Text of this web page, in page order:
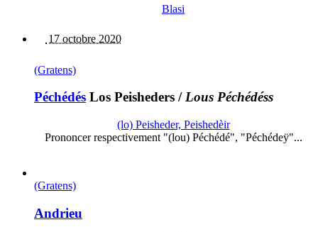
Blasi
17 octobre 2020
(Gratens)
Péchédés Los Peisheders /Lous Péchédéss
(lo) Peisheder, Peishedèir
Prononcer respectivement "(lou) Péchédé", "Péchédeÿ"...
(Gratens)
Andrieu